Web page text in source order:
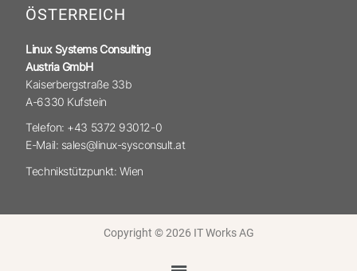
ÖSTERREICH
Linux Systems Consulting
Austria GmbH
Kaiserbergstraße 33b
A-6330 Kufstein
Telefon: +43 5372 93012-0
E-Mail: sales@linux-sysconsult.at
Technikstützpunkt: Wien
Copyright © 2026 IT Works AG
Menü